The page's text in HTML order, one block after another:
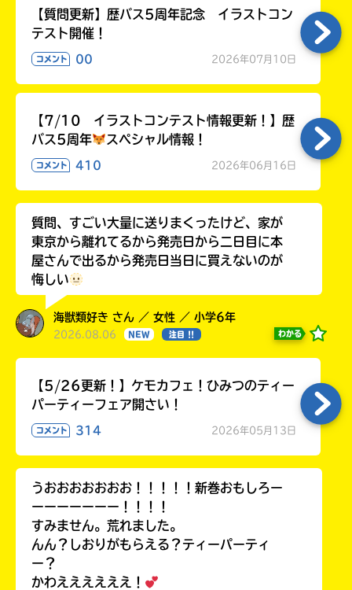
【質問更新】歴バス5周年記念 イラストコン
テスト開催！
コメント 00 2026年07月10日
【7/10 イラストコンテスト情報更新！】歴
バス5周年
スペシャル情報！
コメント 410 2026年06月16日
質問、すごい大量に送りまくったけど、家が
東京から離れてるから発売日から二日目に本
屋さんで出るから発売日当日に買えないのが
悔しい
海獣類好き さん ／ 女性 ／ 小学6年
2026.08.06 NEW 注目 !! わかる
【5/26更新！】ケモカフェ！ひみつのティー
パーティーフェア開さい！
コメント 314 2026年05月13日
うおおおおおおお！！！！！新巻おもしろー
ーーーーーーー！！！！
すみません。荒れました。
んん？しおりがもらえる？ティーパーティ
ー？
かわええええええ！